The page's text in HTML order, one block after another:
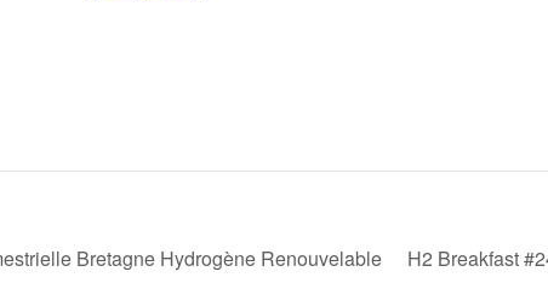
Bretagne Hydrogène Renouvelable H2 Breakfast